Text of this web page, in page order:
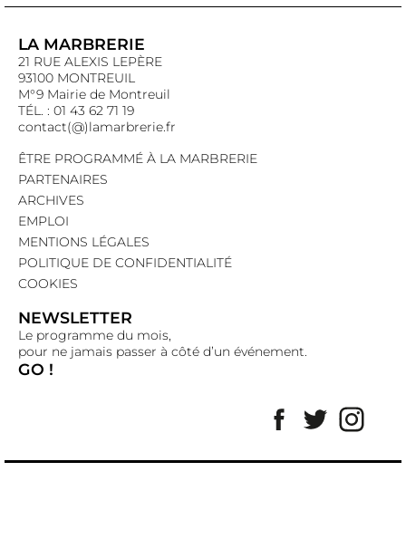
LA MARBRERIE
21 RUE ALEXIS LEPÈRE
93100 MONTREUIL
M°9 Mairie de Montreuil
TÉL. : 01 43 62 71 19
contact(@)lamarbrerie.fr
ÊTRE PROGRAMMÉ À LA MARBRERIE
PARTENAIRES
ARCHIVES
EMPLOI
MENTIONS LÉGALES
POLITIQUE DE CONFIDENTIALITÉ
COOKIES
NEWSLETTER
Le programme du mois,
pour ne jamais passer à côté d’un événement.
GO !
Facebook
Twitter